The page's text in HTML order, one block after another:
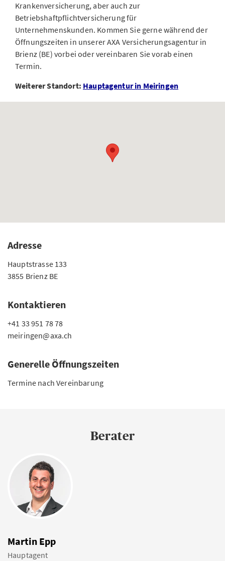
Krankenversicherung, aber auch zur
Betriebshaftpflichtversicherung für
Unternehmenskunden. Kommen Sie gerne während der
Öffnungszeiten in unserer AXA Versicherungsagentur in
Brienz (BE) vorbei oder vereinbaren Sie vorab einen
Termin.
Weiterer Standort: Hauptagentur in Meiringen
Adresse
Hauptstrasse 133
3855 Brienz BE
Kontaktieren
+41 33 951 78 78
meiringen@axa.ch
Generelle Öffnungszeiten
Termine nach Vereinbarung
Berater
Martin Epp
Hauptagent